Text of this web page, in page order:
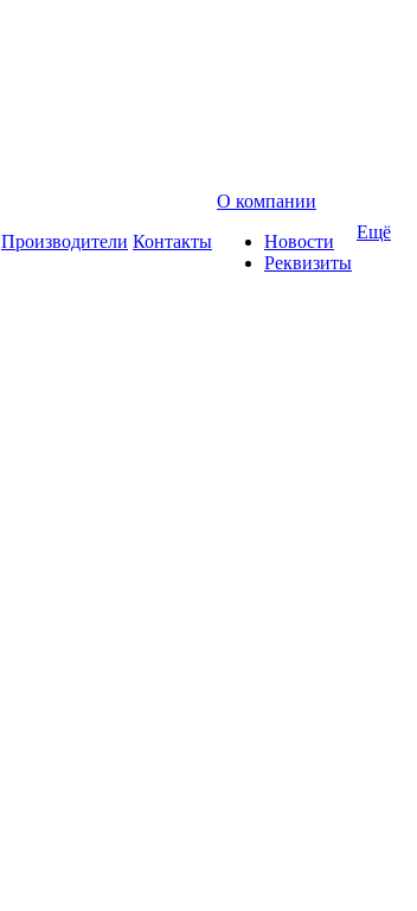
Производители Контакты
О компании
Новости
Реквизиты
Ещё